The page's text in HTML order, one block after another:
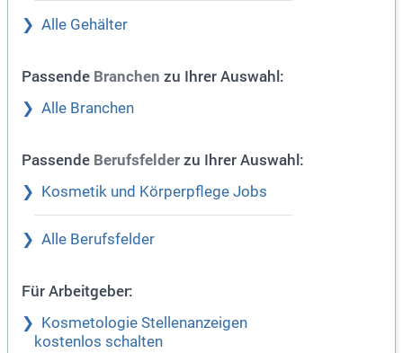
Alle Gehälter
Passende Branchen zu Ihrer Auswahl:
Alle Branchen
Passende Berufsfelder zu Ihrer Auswahl:
Kosmetik und Körperpflege Jobs
Alle Berufsfelder
Für Arbeitgeber:
Kosmetologie Stellenanzeigen
kostenlos schalten